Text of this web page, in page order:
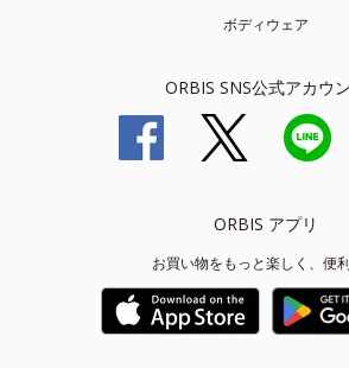
ボディウェア
ORBIS SNS公式アカウ
ORBIS アプリ
お買い物をもっと楽しく、便